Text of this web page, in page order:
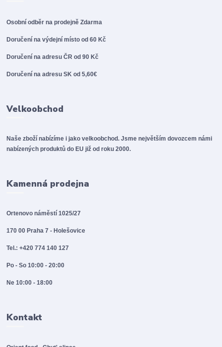
Osobní odběr na prodejněZdarma
Doručení na výdejní místo od 60 Kč
Doručení na adresu ČR od 90 Kč
Doručení na adresu SK od 5,60€
Velkoobchod
Naše zboží nabízíme i jako velkoobchod. Jsme největším dovozcem námi
nabízených produktů do EU již od roku 2000.
Kamenná prodejna
Ortenovo náměstí 1025/27
170 00 Praha 7 - Holešovice
Tel.: +420 774 140 127
Po - So 10:00 - 20:00
Ne 10:00 - 18:00
Kontakt